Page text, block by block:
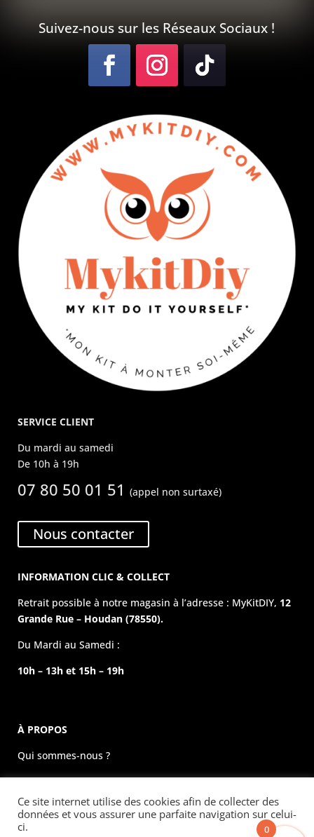
Suivez-nous sur les Réseaux Sociaux !
SERVICE CLIENT
Du mardi au samedi
De 10h à 19h
07 80 50 01 51(appel non surtaxé)
Nous contacter
INFORMATION CLIC & COLLECT
Retrait possible à notre magasin à l’adresse : MyKitDIY, 12
Grande Rue – Houdan (78550).
Du Mardi au Samedi :
10h – 13h et 15h – 19h
À PROPOS
Qui sommes-nous ?
La boutique physique
Évènements
Mentions légales
Ce site internet utilise des cookies afin de collecter des
données et vous assurer une parfaite navigation sur celui-
ci.
0